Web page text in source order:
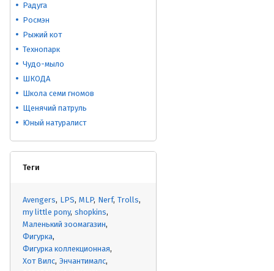
Радуга
Росмэн
Рыжий кот
Технопарк
Чудо-мыло
ШКОДА
Школа семи гномов
Щенячий патруль
Юный натуралист
Теги
Avengers LPS MLP Nerf Trolls
my little pony shopkins
Маленький зоомагазин
Фигурка
Фигурка коллекционная
Хот Вилс Энчантималс